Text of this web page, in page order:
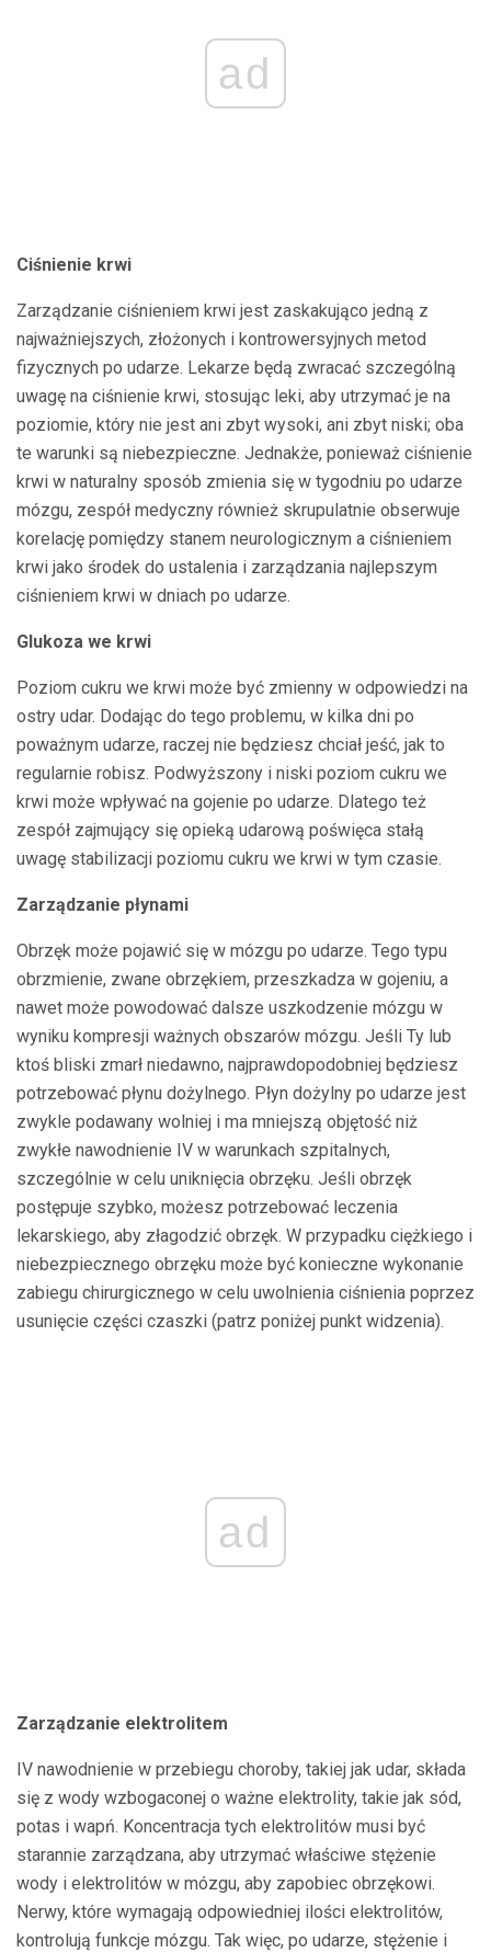
ad
Ciśnienie krwi
Zarządzanie ciśnieniem krwi jest zaskakująco jedną z
najważniejszych, złożonych i kontrowersyjnych metod
fizycznych po udarze. Lekarze będą zwracać szczególną
uwagę na ciśnienie krwi, stosując leki, aby utrzymać je na
poziomie, który nie jest ani zbyt wysoki, ani zbyt niski; oba
te warunki są niebezpieczne. Jednakże, ponieważ ciśnienie
krwi w naturalny sposób zmienia się w tygodniu po udarze
mózgu, zespół medyczny również skrupulatnie obserwuje
korelację pomiędzy stanem neurologicznym a ciśnieniem
krwi jako środek do ustalenia i zarządzania najlepszym
ciśnieniem krwi w dniach po udarze.
Glukoza we krwi
Poziom cukru we krwi może być zmienny w odpowiedzi na
ostry udar. Dodając do tego problemu, w kilka dni po
poważnym udarze, raczej nie będziesz chciał jeść, jak to
regularnie robisz. Podwyższony i niski poziom cukru we
krwi może wpływać na gojenie po udarze. Dlatego też
zespół zajmujący się opieką udarową poświęca stałą
uwagę stabilizacji poziomu cukru we krwi w tym czasie.
Zarządzanie płynami
Obrzęk może pojawić się w mózgu po udarze. Tego typu
obrzmienie, zwane obrzękiem, przeszkadza w gojeniu, a
nawet może powodować dalsze uszkodzenie mózgu w
wyniku kompresji ważnych obszarów mózgu. Jeśli Ty lub
ktoś bliski zmarł niedawno, najprawdopodobniej będziesz
potrzebować płynu dożylnego. Płyn dożylny po udarze jest
zwykle podawany wolniej i ma mniejszą objętość niż
zwykłe nawodnienie IV w warunkach szpitalnych,
szczególnie w celu uniknięcia obrzęku. Jeśli obrzęk
postępuje szybko, możesz potrzebować leczenia
lekarskiego, aby złagodzić obrzęk. W przypadku ciężkiego i
niebezpiecznego obrzęku może być konieczne wykonanie
zabiegu chirurgicznego w celu uwolnienia ciśnienia poprzez
usunięcie części czaszki (patrz poniżej punkt widzenia).
ad
Zarządzanie elektrolitem
IV nawodnienie w przebiegu choroby, takiej jak udar, składa
się z wody wzbogaconej o ważne elektrolity, takie jak sód,
potas i wapń. Koncentracja tych elektrolitów musi być
starannie zarządzana, aby utrzymać właściwe stężenie
wody i elektrolitów w mózgu, aby zapobiec obrzękowi.
Nerwy, które wymagają odpowiedniej ilości elektrolitów,
kontrolują funkcje mózgu. Tak więc, po udarze, stężenie i